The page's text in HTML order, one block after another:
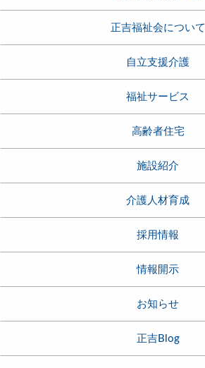
正吉福祉会について
自立支援介護
福祉サービス
高齢者住宅
施設紹介
介護人材育成
採用情報
情報開示
お知らせ
正吉Blog